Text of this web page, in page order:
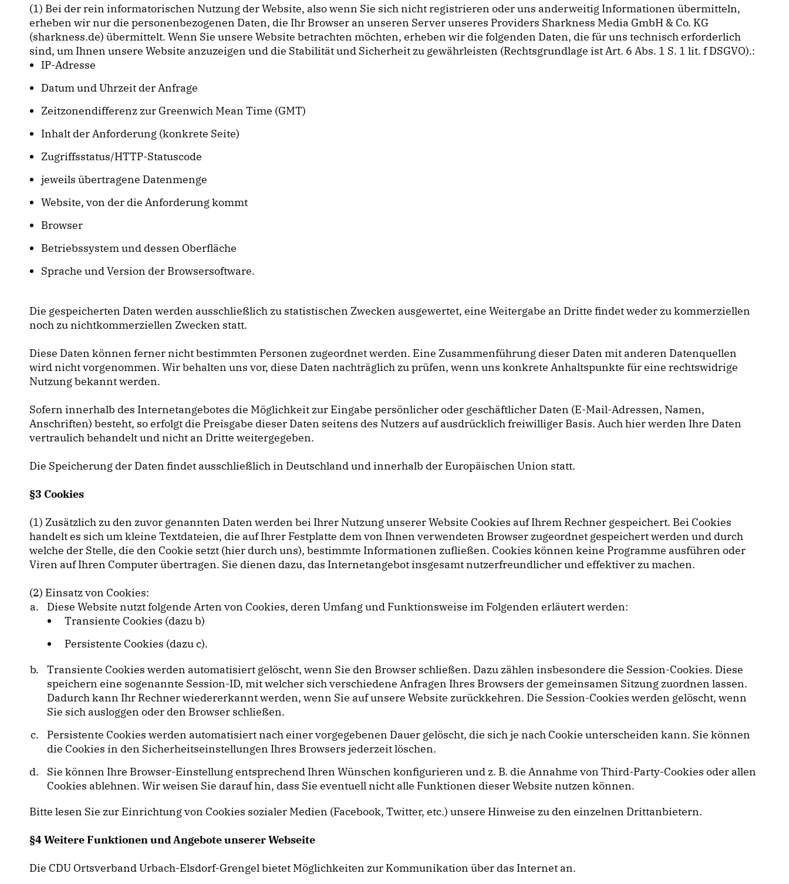
(1) Bei der rein informatorischen Nutzung der Website, also wenn Sie sich nicht registrieren oder uns anderweitig Informationen übermitteln,
erheben wir nur die personenbezogenen Daten, die Ihr Browser an unseren Server unseres Providers Sharkness Media GmbH & Co. KG
(sharkness.de) übermittelt. Wenn Sie unsere Website betrachten möchten, erheben wir die folgenden Daten, die für uns technisch erforderlich
sind, um Ihnen unsere Website anzuzeigen und die Stabilität und Sicherheit zu gewährleisten (Rechtsgrundlage ist Art. 6 Abs. 1 S. 1 lit. f DSGVO).:
IP-Adresse
Datum und Uhrzeit der Anfrage
Zeitzonendifferenz zur Greenwich Mean Time (GMT)
Inhalt der Anforderung (konkrete Seite)
Zugriffsstatus/HTTP-Statuscode
jeweils übertragene Datenmenge
Website, von der die Anforderung kommt
Browser
Betriebssystem und dessen Oberfläche
Sprache und Version der Browsersoftware.
Die gespeicherten Daten werden ausschließlich zu statistischen Zwecken ausgewertet, eine Weitergabe an Dritte findet weder zu kommerziellen
noch zu nichtkommerziellen Zwecken statt.
Diese Daten können ferner nicht bestimmten Personen zugeordnet werden. Eine Zusammenführung dieser Daten mit anderen Datenquellen
wird nicht vorgenommen. Wir behalten uns vor, diese Daten nachträglich zu prüfen, wenn uns konkrete Anhaltspunkte für eine rechtswidrige
Nutzung bekannt werden.
Sofern innerhalb des Internetangebotes die Möglichkeit zur Eingabe persönlicher oder geschäftlicher Daten (E-Mail-Adressen, Namen,
Anschriften) besteht, so erfolgt die Preisgabe dieser Daten seitens des Nutzers auf ausdrücklich freiwilliger Basis. Auch hier werden Ihre Daten
vertraulich behandelt und nicht an Dritte weitergegeben.
Die Speicherung der Daten findet ausschließlich in Deutschland und innerhalb der Europäischen Union statt.
§3 Cookies
(1) Zusätzlich zu den zuvor genannten Daten werden bei Ihrer Nutzung unserer Website Cookies auf Ihrem Rechner gespeichert. Bei Cookies
handelt es sich um kleine Textdateien, die auf Ihrer Festplatte dem von Ihnen verwendeten Browser zugeordnet gespeichert werden und durch
welche der Stelle, die den Cookie setzt (hier durch uns), bestimmte Informationen zufließen. Cookies können keine Programme ausführen oder
Viren auf Ihren Computer übertragen. Sie dienen dazu, das Internetangebot insgesamt nutzerfreundlicher und effektiver zu machen.
(2) Einsatz von Cookies:
Diese Website nutzt folgende Arten von Cookies, deren Umfang und Funktionsweise im Folgenden erläutert werden:
Transiente Cookies (dazu b)
Persistente Cookies (dazu c).
Transiente Cookies werden automatisiert gelöscht, wenn Sie den Browser schließen. Dazu zählen insbesondere die Session-Cookies. Diese
speichern eine sogenannte Session-ID, mit welcher sich verschiedene Anfragen Ihres Browsers der gemeinsamen Sitzung zuordnen lassen.
Dadurch kann Ihr Rechner wiedererkannt werden, wenn Sie auf unsere Website zurückkehren. Die Session-Cookies werden gelöscht, wenn
Sie sich ausloggen oder den Browser schließen.
Persistente Cookies werden automatisiert nach einer vorgegebenen Dauer gelöscht, die sich je nach Cookie unterscheiden kann. Sie können
die Cookies in den Sicherheitseinstellungen Ihres Browsers jederzeit löschen.
Sie können Ihre Browser-Einstellung entsprechend Ihren Wünschen konfigurieren und z. B. die Annahme von Third-Party-Cookies oder allen
Cookies ablehnen. Wir weisen Sie darauf hin, dass Sie eventuell nicht alle Funktionen dieser Website nutzen können.
Bitte lesen Sie zur Einrichtung von Cookies sozialer Medien (Facebook, Twitter, etc.) unsere Hinweise zu den einzelnen Drittanbietern.
§4 Weitere Funktionen und Angebote unserer Webseite
Die CDU Ortsverband Urbach-Elsdorf-Grengel bietet Möglichkeiten zur Kommunikation über das Internet an.